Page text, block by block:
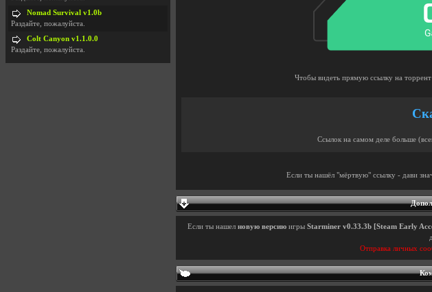
Чтобы видеть прямую ссылку на
Ссылок на самом деле больше
Если ты нашёл "мёртвую" ссылку - дави
Если ты нашел новую версиюигры Starminer v0.33.3b [Steam Early
Отправка личных
Nomad Survival v1.0b
Раздайте, пожалуйста.
Colt Canyon v1.1.0.0
Раздайте, пожалуйста.